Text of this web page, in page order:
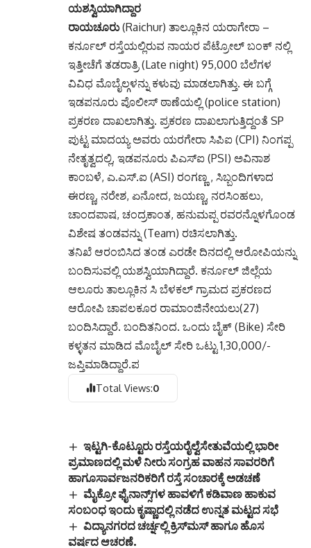
ಯಶಸ್ವಿಯಾಗಿದ್ದಾರ
ರಾಯಚೂರು(Raichur) ತಾಲ್ಲೂಕಿನ ಯರಾಗೇರಾ –
ಕರ್ನೂಲ್ ರಸ್ತೆಯಲ್ಲಿರುವ ನಾಯರ ಪೆಟ್ರೋಲ್ ಬಂಕ್ ನಲ್ಲಿ
ಇತ್ತೀಚೆಗೆ ತಡರಾತ್ರಿ (Late night) 95,000 ಬೆಲೆಗಳ
ವಿವಿಧ ಮೊಬೈಲ್ಗಳನ್ನು ಕಳುವು ಮಾಡಲಾಗಿತ್ತು. ಈ ಬಗ್ಗೆ
ಇಡಪನೂರು ಪೊಲೀಸ್ ಠಾಣೆಯಲ್ಲಿ (police station)
ಪ್ರಕರಣ ದಾಖಲಾಗಿತ್ತು. ಪ್ರಕರಣ ದಾಖಲಾಗುತ್ತಿದ್ದಂತೆ SP
ಪುಟ್ಟ ಮಾದಯ್ಯ ಅವರು ಯರಗೇರಾ ಸಿಪಿಐ (CPI) ನಿಂಗಪ್ಪ
ನೇತೃತ್ವದಲ್ಲಿ, ಇಡಪನೂರು ಪಿಎಸ್ಐ (PSI) ಅವಿನಾಶ
ಕಾಂಬಳೆ, ಎ.ಎಸ್.ಐ (ASI) ರಂಗಣ್ಣ , ಸಿಬ್ಬಂದಿಗಳಾದ
ಈರಣ್ಣ, ನರೇಶ, ಏನೋದ, ಜಯಣ್ಣ, ನರಸಿಂಹಲು,
ಚಾಂದಪಾಷ, ಚಂದ್ರಕಾಂತ, ಹನುಮಪ್ಪ ರವರನ್ನೊಳಗೊಂಡ
ವಿಶೇಷ ತಂಡವನ್ನು (Team) ರಚಿಸಲಾಗಿತ್ತು.
ತನಿಖೆ ಆರಂಬಿಸಿದ ತಂಡ ಎರಡೇ ದಿನದಲ್ಲಿ ಆರೋಪಿಯನ್ನು
ಬಂದಿಸುವಲ್ಲಿ ಯಶಸ್ವಿಯಾಗಿದ್ದಾರೆ. ಕರ್ನೂಲ್ ಜಿಲ್ಲೆಯ
ಆಲೂರು ತಾಲ್ಲೂಕಿನ ಸಿ ಬೆಳಕಲ್ ಗ್ರಾಮದ ಪ್ರಕರಣದ
ಆರೋಪಿ ಚಾಪಲಕೂರ ರಾಮಾಂಜಿನೇಯಲು(27)
ಬಂದಿಸಿದ್ದಾರೆ. ಬಂದಿತನಿಂದ. ಒಂದು ಬೈಕ್ (Bike) ಸೇರಿ
ಕಳ್ಳತನ ಮಾಡಿದ ಮೊಬೈಲ್ ಸೇರಿ ಒಟ್ಟು 1,30,000/-
ಜಪ್ತಿಮಾಡಿದ್ದಾರೆ.ಪ
Total Views:0
ಇಟ್ಟಗಿ-ಕೊಟ್ಟೂರು ರಸ್ತೆಯರೈಲ್ವೆಸೇತುವೆಯಲ್ಲಿ ಭಾರೀ
ಪ್ರಮಾಣದಲ್ಲಿ ಮಳೆ ನೀರು ಸಂಗ್ರಹ ವಾಹನ ಸಾವರರಿಗೆ
ಹಾಗೂಸಾರ್ವಜನರಿಕರಿಗೆ ರಸ್ತೆ ಸಂಚಾರಕ್ಕೆ ಅಡಚಣೆ
ಮೈಕ್ರೋ ಫೈನಾನ್ಸ್‌ಗಳ ಹಾವಳಿಗೆ ಕಡಿವಾಣ ಹಾಕುವ
ಸಂಬಂಧ ಇಂದು ಕೃಷ್ಣಾದಲ್ಲಿ ನಡೆದ ಉನ್ನತ ಮಟ್ಟದ ಸಭೆ
ವಿದ್ಯಾನಗರದ ಚರ್ಚ್ನಲ್ಲಿ ಕ್ರಿಸ್‌ಮಸ್ ಹಾಗೂ ಹೊಸ
ವರ್ಷದ ಆಚರಣೆ.